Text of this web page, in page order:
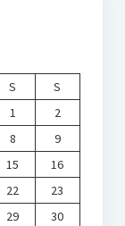
S
S
1
2
8
9
15
16
22
23
29
30